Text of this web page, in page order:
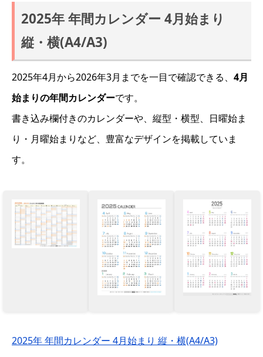
2025年 年間カレンダー 4月始まり
縦・横(A4/A3)
2025年4月から2026年3月までを一目で確認できる、 4月
始まりの年間カレンダーです。
書き込み欄付きのカレンダーや、縦型・横型、日曜始ま
り・月曜始まりなど、豊富なデザインを掲載していま
す。
2025年 年間カレンダー 4月始まり 縦・横(A4/A3)